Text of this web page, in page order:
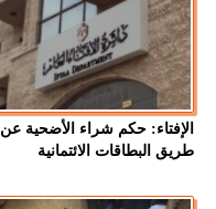
الإفتاء: حكم شراء الأضحية عن
طريق البطاقات الائتمانية